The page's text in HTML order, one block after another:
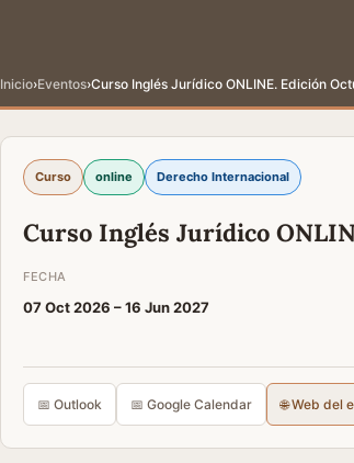
Inicio›Eventos›Curso Inglés Jurídico ONLINE. Edición
Curso online Derecho Internacional
Curso Inglés Jurídico
FECHA
07 Oct 2026 –16 Jun 2027
📅 Outlook 📅 Google Calendar 🌐 Web del